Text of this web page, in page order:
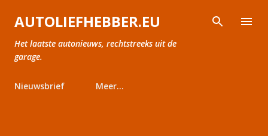
Doorgaan naar hoofdcontent
AUTOLIEFHEBBER.EU
Het laatste autonieuws, rechtstreeks uit de
garage.
Nieuwsbrief Meer…